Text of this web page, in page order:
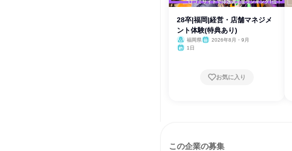
28卒|福岡|経営・店舗マネジメ
ント体験(特典あり)
福岡県
2026年8月・9月
1日
お気に入り
この企業の募集